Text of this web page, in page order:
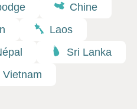
Chine
Laos
Sri Lanka
Vietnam